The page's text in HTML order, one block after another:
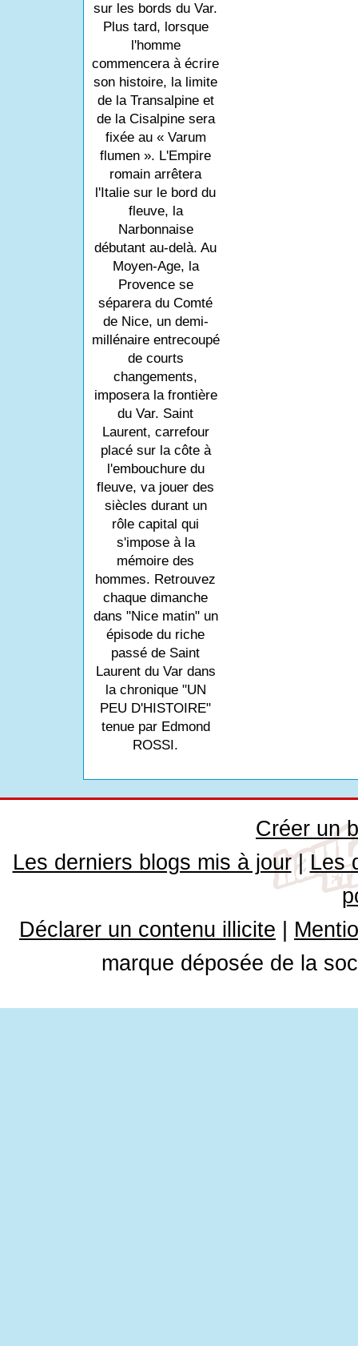
sur les bords du Var.
Plus tard, lorsque
l'homme
commencera à écrire
son histoire, la limite
de la Transalpine et
de la Cisalpine sera
fixée au « Varum
flumen ». L'Empire
romain arrêtera
l'Italie sur le bord du
fleuve, la
Narbonnaise
débutant au-delà. Au
Moyen-Age, la
Provence se
séparera du Comté
de Nice, un demi-
millénaire entrecoupé
de courts
changements,
imposera la frontière
du Var. Saint
Laurent, carrefour
placé sur la côte à
l'embouchure du
fleuve, va jouer des
siècles durant un
rôle capital qui
s'impose à la
mémoire des
hommes. Retrouvez
chaque dimanche
dans "Nice matin" un
épisode du riche
passé de Saint
Laurent du Var dans
la chronique "UN
PEU D'HISTOIRE"
tenue par Edmond
ROSSI.
Créer un
Les derniers blogs mis à jour| Les
Déclarer un contenu illicite
marque déposée de la